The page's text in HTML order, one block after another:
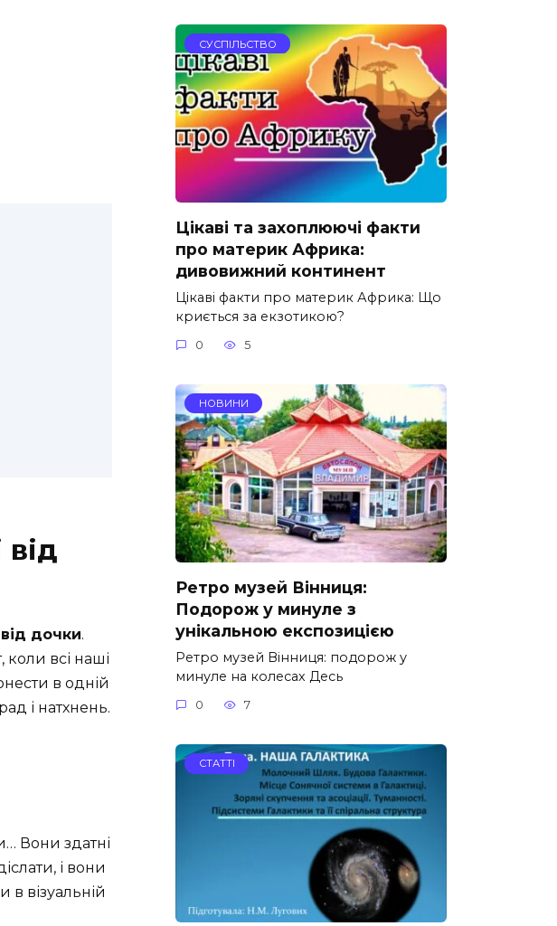
дочки.
всі наші
в одній
і натхнень.
Вони здатні
і вони
візуальній
СУСПІЛЬСТВО
Цікаві та захоплюючі факти
про материк Африка:
дивовижний континент
Цікаві факти про материк Африка: Що
криється за екзотикою?
0 5
НОВИНИ
Ретро музей Вінниця:
Подорож у минуле з
унікальною експозицією
Ретро музей Вінниця: подорож у
минуле на колесах Десь
0 7
СТАТТІ